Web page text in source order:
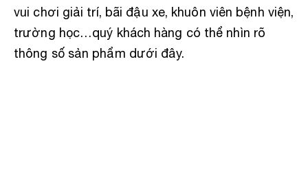
vui chơi giải trí, bãi đậu xe, khuôn viên bệnh viện,
trường học…quý khách hàng có thể nhìn rõ
thông số sản phẩm dưới đây.